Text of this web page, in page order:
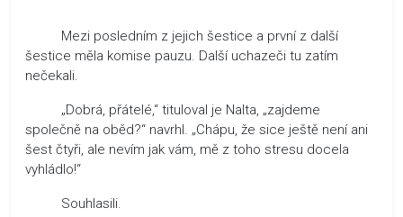
Mezi posledním z jejich šestice a první z další
šestice měla komise pauzu. Další uchazeči tu zatím
nečekali.
„Dobrá, přátelé,“ tituloval je Nalta, „zajdeme
společně na oběd?“ navrhl. „Chápu, že sice ještě není ani
šest čtyři, ale nevím jak vám, mě z toho stresu docela
vyhládlo!“
Souhlasili.